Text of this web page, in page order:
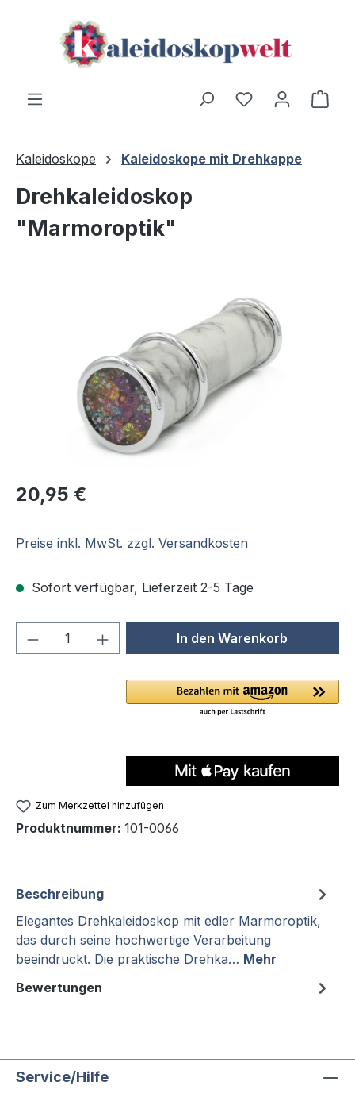
Zum Hauptinhalt springen
Du hast 0
Kaleidoskope Kaleidoskope mit Drehkappe
Drehkaleidoskop
"Marmoroptik"
Regulärer Preis:
20,95 €
Preise inkl. MwSt. zzgl. Versandkosten
Sofort verfügbar, Lieferzeit 2-5 Tage
Produkt Anzahl: Gib denIn den Warenkorb
Zum Merkzettel hinzufügen
Produktnummer: 101-0066
Beschreibung
Elegantes Drehkaleidoskop mit edler Marmoroptik,
das durch seine hochwertige Verarbeitung
beeindruckt. Die praktische Drehka… Mehr
Bewertungen
Service/Hilfe